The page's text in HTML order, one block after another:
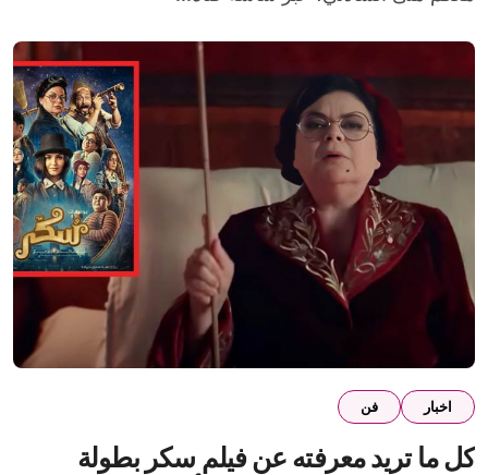
اخبار فن
كل ما تريد معرفته عن فيلم سكر بطولة